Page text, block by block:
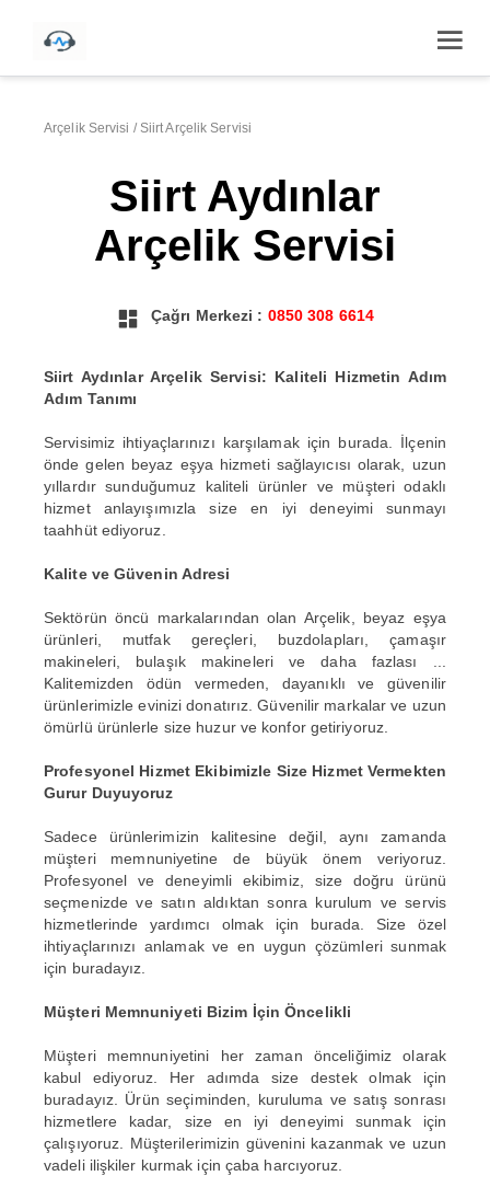
Arçelik Servisi /Siirt Arçelik Servisi
Siirt Aydınlar
Arçelik Servisi
Çağrı Merkezi : 0850 308 6614
Siirt Aydınlar Arçelik Servisi: Kaliteli Hizmetin Adım
Adım Tanımı
Servisimiz ihtiyaçlarınızı karşılamak için burada. İlçenin
önde gelen beyaz eşya hizmeti sağlayıcısı olarak, uzun
yıllardır sunduğumuz kaliteli ürünler ve müşteri odaklı
hizmet anlayışımızla size en iyi deneyimi sunmayı
taahhüt ediyoruz.
Kalite ve Güvenin Adresi
Sektörün öncü markalarından olan Arçelik, beyaz eşya
ürünleri, mutfak gereçleri, buzdolapları, çamaşır
makineleri, bulaşık makineleri ve daha fazlası ...
Kalitemizden ödün vermeden, dayanıklı ve güvenilir
ürünlerimizle evinizi donatırız. Güvenilir markalar ve uzun
ömürlü ürünlerle size huzur ve konfor getiriyoruz.
Profesyonel Hizmet Ekibimizle Size Hizmet Vermekten
Gurur Duyuyoruz
Sadece ürünlerimizin kalitesine değil, aynı zamanda
müşteri memnuniyetine de büyük önem veriyoruz.
Profesyonel ve deneyimli ekibimiz, size doğru ürünü
seçmenizde ve satın aldıktan sonra kurulum ve servis
hizmetlerinde yardımcı olmak için burada. Size özel
ihtiyaçlarınızı anlamak ve en uygun çözümleri sunmak
için buradayız.
Müşteri Memnuniyeti Bizim İçin Öncelikli
Müşteri memnuniyetini her zaman önceliğimiz olarak
kabul ediyoruz. Her adımda size destek olmak için
buradayız. Ürün seçiminden, kuruluma ve satış sonrası
hizmetlere kadar, size en iyi deneyimi sunmak için
çalışıyoruz. Müşterilerimizin güvenini kazanmak ve uzun
vadeli ilişkiler kurmak için çaba harcıyoruz.